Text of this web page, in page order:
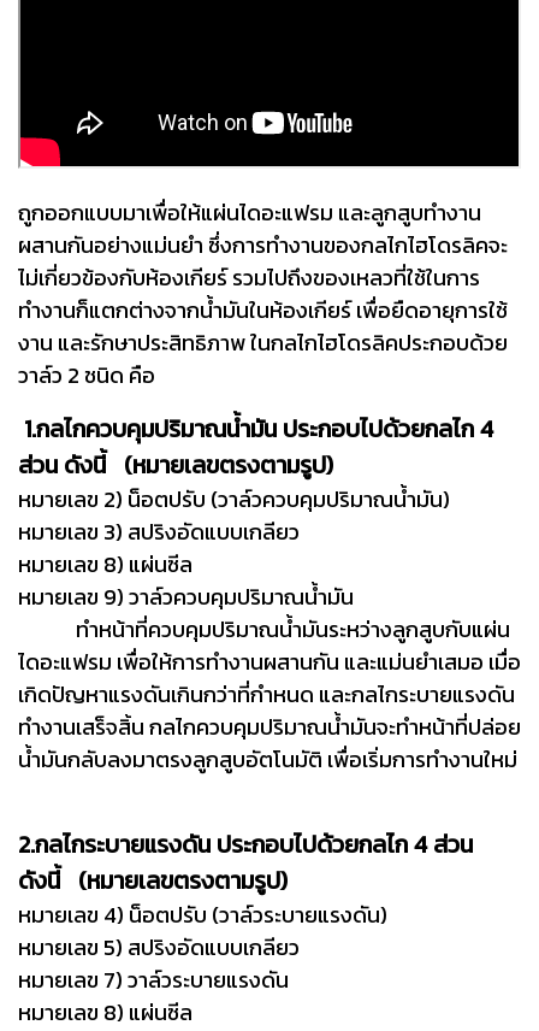
ถูกออกแบบมาเพื่อให้แผ่นไดอะแฟรม และลูกสูบทำงาน
ผสานกันอย่างแม่นยำ ซึ่งการทำงานของกลไกไฮโดรลิคจะ
ไม่เกี่ยวข้องกับห้องเกียร์ รวมไปถึงของเหลวที่ใช้ในการ
ทำงานก็แตกต่างจากน้ำมันในห้องเกียร์ เพื่อยืดอายุการใช้
งาน และรักษาประสิทธิภาพ ในกลไกไฮโดรลิคประกอบด้วย
วาล์ว 2 ชนิด คือ
1.กลไกควบคุมปริมาณน้ำมัน ประกอบไปด้วยกลไก 4
ส่วน ดังนี้ (หมายเลขตรงตามรูป)
หมายเลข 2) น็อตปรับ (วาล์วควบคุมปริมาณน้ำมัน)
หมายเลข 3) สปริงอัดแบบเกลียว
หมายเลข 8) แผ่นซีล
หมายเลข 9) วาล์วควบคุมปริมาณน้ำมัน
ทำหน้าที่ควบคุมปริมาณน้ำมันระหว่างลูกสูบกับแผ่น
ไดอะแฟรม เพื่อให้การทำงานผสานกัน และแม่นยำเสมอ เมื่อ
เกิดปัญหาแรงดันเกินกว่าที่กำหนด และกลไกระบายแรงดัน
ทำงานเสร็จสิ้น กลไกควบคุมปริมาณน้ำมันจะทำหน้าที่ปล่อย
น้ำมันกลับลงมาตรงลูกสูบอัตโนมัติ เพื่อเริ่มการทำงานใหม่
2.กลไกระบายแรงดัน ประกอบไปด้วยกลไก 4 ส่วน
ดังนี้ (หมายเลขตรงตามรูป)
หมายเลข 4) น็อตปรับ (วาล์วระบายแรงดัน)
หมายเลข 5) สปริงอัดแบบเกลียว
หมายเลข 7) วาล์วระบายแรงดัน
หมายเลข 8) แผ่นซีล